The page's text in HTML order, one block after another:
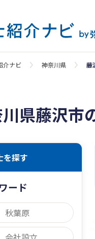
介ナビ 神奈川県 藤
県藤沢市
を探す
ード